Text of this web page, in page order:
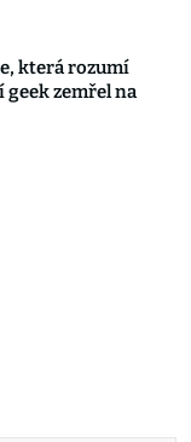
která rozumí
zemřel na